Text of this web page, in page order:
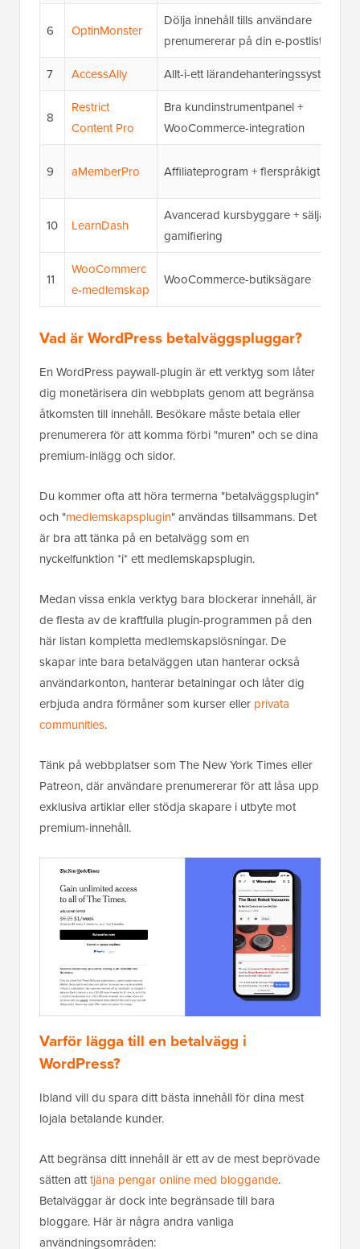
6 OptinMonster
Dölja innehåll tills användare
prenumererar på din e-postlista
7
AccessAlly Allt-i-ett lärandehanteringssystem
8
Restrict
Content Pro
Bra kundinstrumentpanel +
WooCommerce-integration
9 aMemberPro Affiliateprogram + flerspråkigt stöd
10 LearnDash
Avancerad kursbyggare + sälja
gamifiering
11
WooCommerc
e-medlemskap
WooCommerce-butiksägare
Vad är WordPress betalväggspluggar?
En WordPress paywall-plugin är ett verktyg som låter
dig monetärisera din webbplats genom att begränsa
åtkomsten till innehåll. Besökare måste betala eller
prenumerera för att komma förbi "muren" och se dina
premium-inlägg och sidor.
Du kommer ofta att höra termerna "betalväggsplugin"
och "medlemskapsplugin" användas tillsammans. Det
är bra att tänka på en betalvägg som en
nyckelfunktion *i* ett medlemskapsplugin.
Medan vissa enkla verktyg bara blockerar innehåll, är
de flesta av de kraftfulla plugin-programmen på den
här listan kompletta medlemskapslösningar. De
skapar inte bara betalväggen utan hanterar också
användarkonton, hanterar betalningar och låter dig
erbjuda andra förmåner som kurser eller privata
communities.
Tänk på webbplatser som The New York Times eller
Patreon, där användare prenumererar för att låsa upp
exklusiva artiklar eller stödja skapare i utbyte mot
premium-innehåll.
Varför lägga till en betalvägg i
WordPress?
Ibland vill du spara ditt bästa innehåll för dina mest
lojala betalande kunder.
Att begränsa ditt innehåll är ett av de mest beprövade
sätten atttjäna pengar online med bloggande.
Betalväggar är dock inte begränsade till bara
bloggare. Här är några andra vanliga
användningsområden: